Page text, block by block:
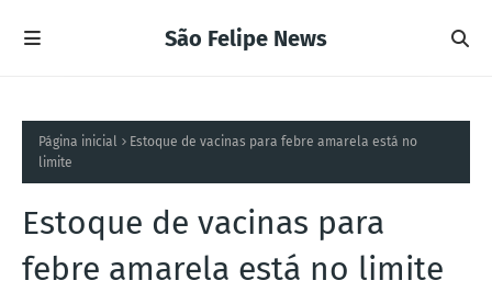
São Felipe News
Página inicial
Estoque de vacinas para febre amarela está no
limite
Estoque de vacinas para
febre amarela está no limite